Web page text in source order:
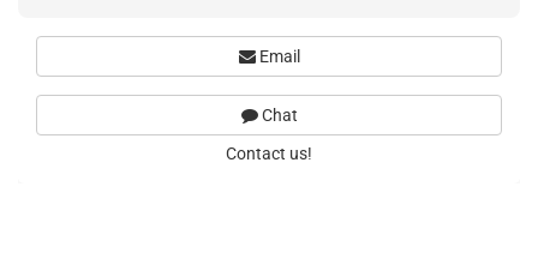
Email
Chat
Contact us!